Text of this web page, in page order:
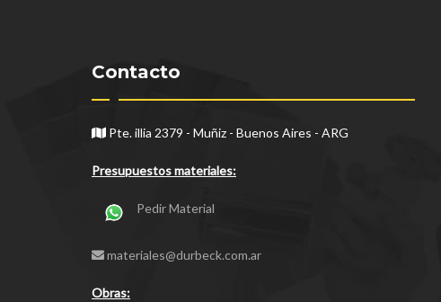
Contacto
Pte. illia 2379 - Muñiz - Buenos Aires - ARG
Presupuestos materiales:
Pedir Material
materiales@durbeck.com.ar
Obras: